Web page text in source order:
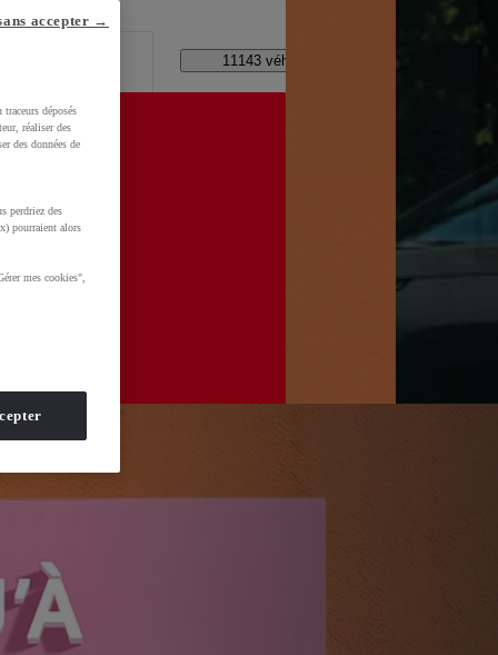
?
11143 véhicules disponibles
aVDI8UPDjklX-0hMNvj6Hr03teIhoCskwQAvD_BwE&gbraid=0AAAAADMU_rPROFq2-
déposés
réaliser des
des données de
perdriez des
pourraient alors
mes cookies",
accepter →